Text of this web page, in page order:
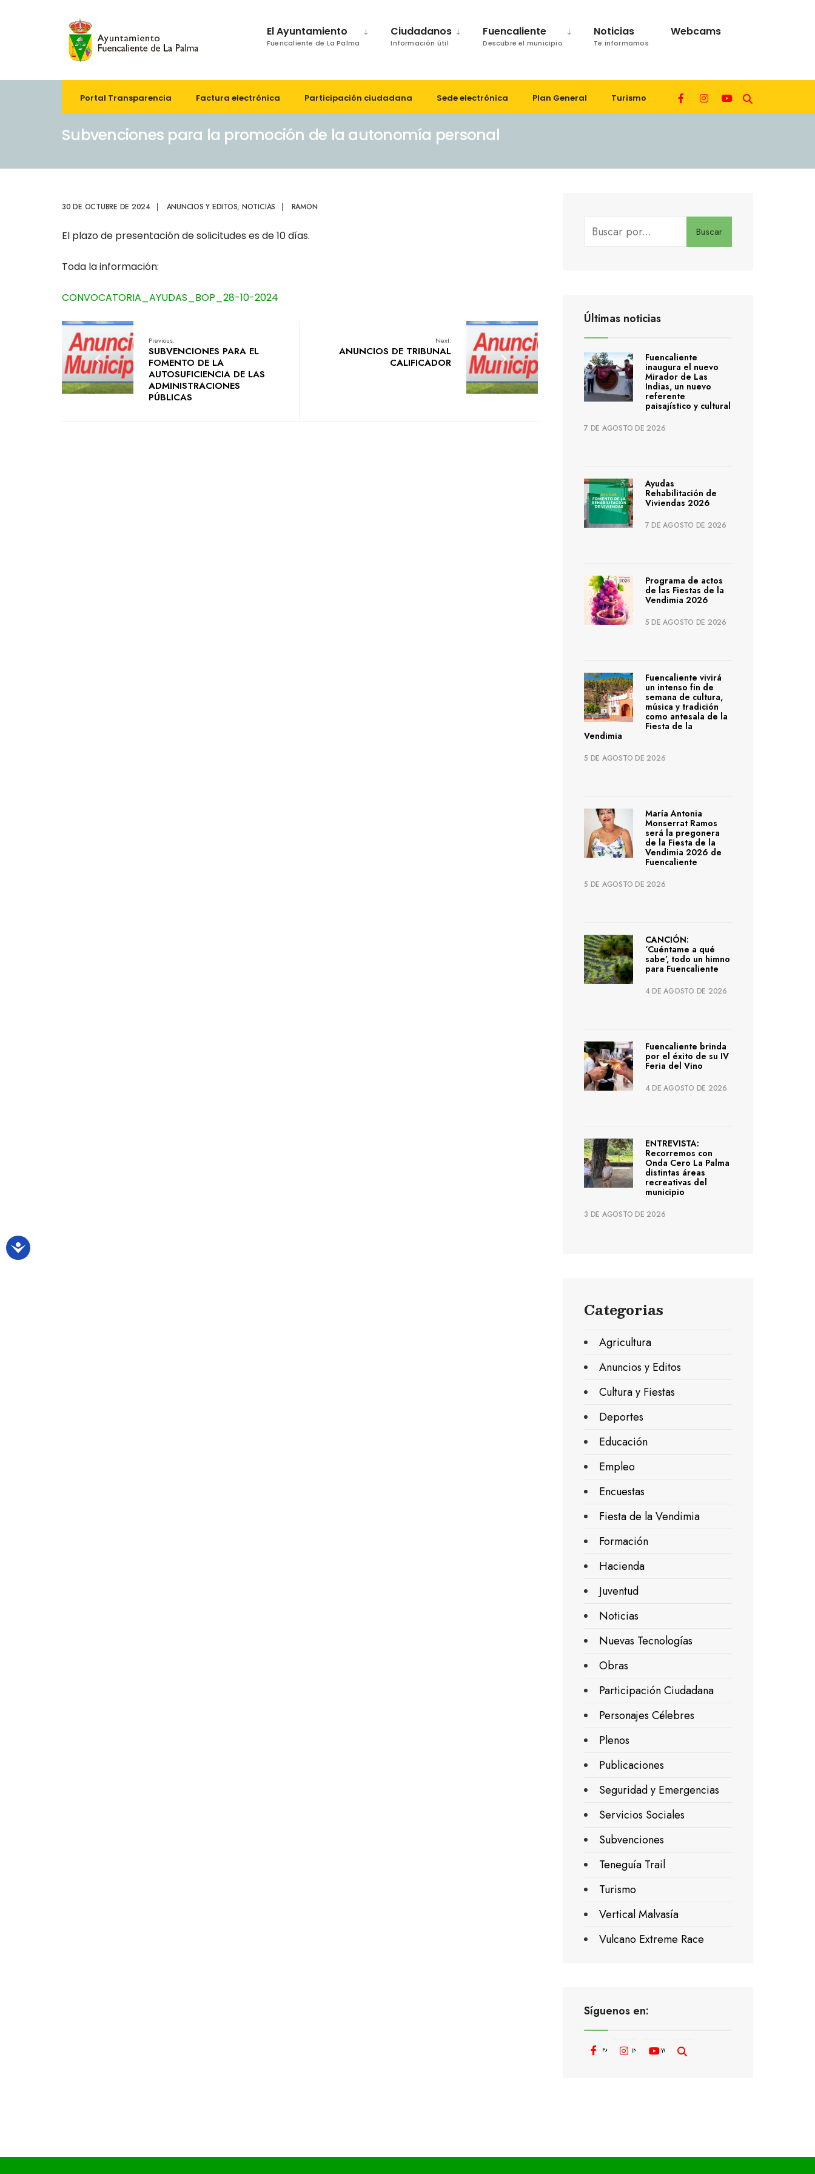
El Ayuntamiento
Fuencaliente de La Palma
Ciudadanos
Información útil
Fuencaliente
Descubre el municipio
Noticias
Te informamos
Webcams
Portal Transparencia Factura electrónica Participación ciudadana Sede electrónica Plan General Turismo
Subvenciones para la promoción de la autonomía personal
30 DE OCTUBRE DE 2024 | ANUNCIOS Y EDITOS, NOTICIAS | RAMON
El plazo de presentación de solicitudes es de 10 días.
Toda la información:
CONVOCATORIA_AYUDAS_BOP_28-10-2024
Previous:
SUBVENCIONES PARA EL
FOMENTO DE LA
AUTOSUFICIENCIA DE LAS
ADMINISTRACIONES
PÚBLICAS
Next:
ANUNCIOS DE TRIBUNAL
CALIFICADOR
Buscar
Últimas noticias
Fuencaliente
inaugura el nuevo
Mirador de Las
Indias, un nuevo
referente
paisajístico y cultural
7 DE AGOSTO DE 2026
Ayudas
Rehabilitación de
Viviendas 2026
7 DE AGOSTO DE 2026
Programa de actos
de las Fiestas de la
Vendimia 2026
5 DE AGOSTO DE 2026
Fuencaliente vivirá
un intenso fin de
semana de cultura,
música y tradición
como antesala de la
Fiesta de la
Vendimia
5 DE AGOSTO DE 2026
María Antonia
Monserrat Ramos
será la pregonera
de la Fiesta de la
Vendimia 2026 de
Fuencaliente
5 DE AGOSTO DE 2026
CANCIÓN:
‘Cuéntame a qué
sabe’, todo un himno
para Fuencaliente
4 DE AGOSTO DE 2026
Fuencaliente brinda
por el éxito de su IV
Feria del Vino
4 DE AGOSTO DE 2026
ENTREVISTA:
Recorremos con
Onda Cero La Palma
distintas áreas
recreativas del
municipio
3 DE AGOSTO DE 2026
Categorias
Agricultura
Anuncios y Editos
Cultura y Fiestas
Deportes
Educación
Empleo
Encuestas
Fiesta de la Vendimia
Formación
Hacienda
Juventud
Noticias
Nuevas Tecnologías
Obras
Participación Ciudadana
Personajes Célebres
Plenos
Publicaciones
Seguridad y Emergencias
Servicios Sociales
Subvenciones
Teneguía Trail
Turismo
Vertical Malvasía
Vulcano Extreme Race
Síguenos en:
FACEBOOKINSTAGRAMYOUTUBE